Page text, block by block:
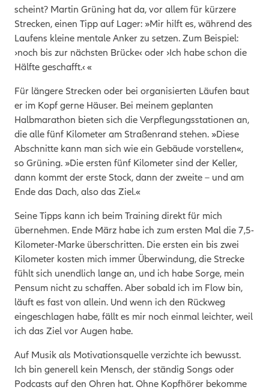
scheint? Martin Grüning hat da, vor allem für kürzere
Strecken, einen Tipp auf Lager: »Mir hilft es, während des
Laufens kleine mentale Anker zu setzen. Zum Beispiel:
›noch bis zur nächsten Brücke‹ oder ›Ich habe schon die
Hälfte geschafft.‹«
Für längere Strecken oder bei organisierten Läufen baut
er im Kopf gerne Häuser. Bei meinem geplanten
Halbmarathon bieten sich die Verpflegungsstationen an,
die alle fünf Kilometer am Straßenrand stehen. »Diese
Abschnitte kann man sich wie ein Gebäude vorstellen«,
so Grüning. »Die ersten fünf Kilometer sind der Keller,
dann kommt der erste Stock, dann der zweite – und am
Ende das Dach, also das Ziel.«
Seine Tipps kann ich beim Training direkt für mich
übernehmen. Ende März habe ich zum ersten Mal die 7,5-
Kilometer-Marke überschritten. Die ersten ein bis zwei
Kilometer kosten mich immer Überwindung, die Strecke
fühlt sich unendlich lange an, und ich habe Sorge, mein
Pensum nicht zu schaffen. Aber sobald ich im Flow bin,
läuft es fast von allein. Und wenn ich den Rückweg
eingeschlagen habe, fällt es mir noch einmal leichter, weil
ich das Ziel vor Augen habe.
Auf Musik als Motivationsquelle verzichte ich bewusst.
Ich bin generell kein Mensch, der ständig Songs oder
Podcasts auf den Ohren hat. Ohne Kopfhörer bekomme